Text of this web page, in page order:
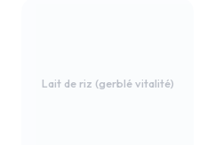
Lait de riz (gerblé vitalité)